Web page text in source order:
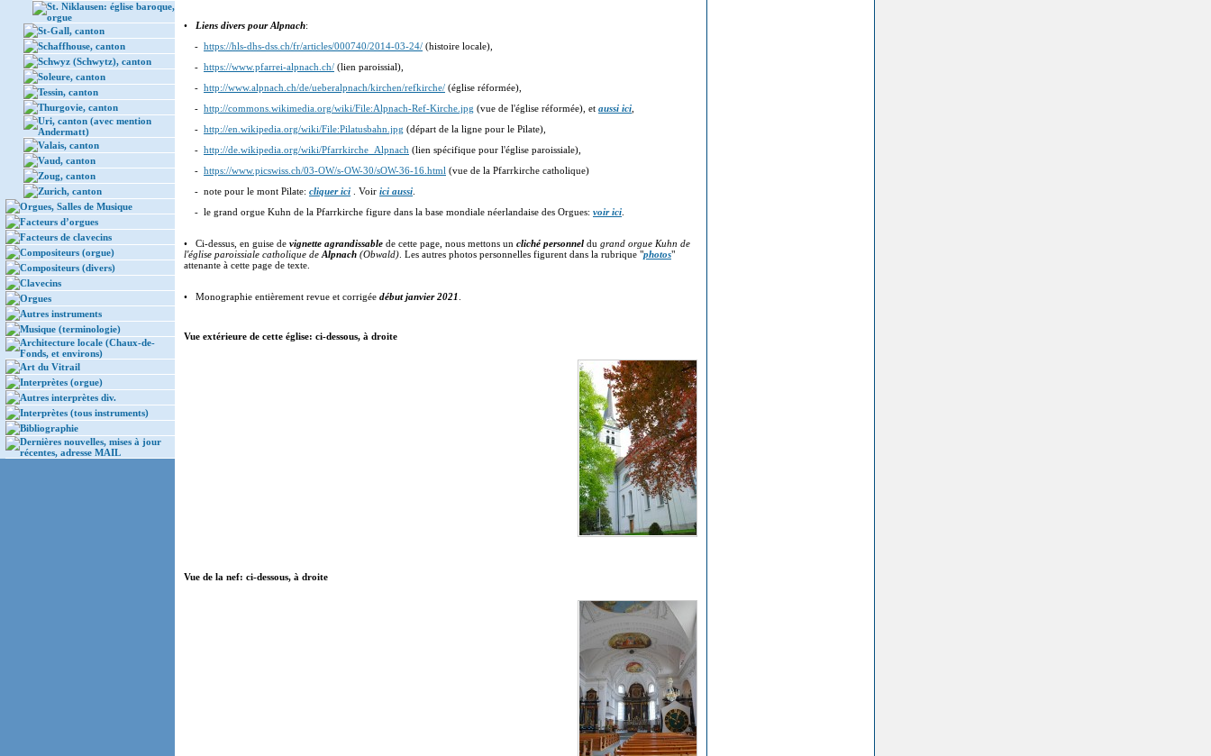
St. Niklausen: église baroque,
orgue
St-Gall, canton
Schaffhouse, canton
Schwyz (Schwytz), canton
Soleure, canton
Tessin, canton
Thurgovie, canton
Uri, canton (avec mention
Andermatt)
Valais, canton
Vaud, canton
Zoug, canton
Zurich, canton
Orgues, Salles de Musique
Facteurs d’orgues
Facteurs de clavecins
Compositeurs (orgue)
Compositeurs (divers)
Clavecins
Orgues
Autres instruments
Musique (terminologie)
Architecture locale (Chaux-de-
Fonds, et environs)
Art du Vitrail
Interprètes (orgue)
Autres interprètes div.
Interprètes (tous instruments)
Bibliographie
Dernières nouvelles, mises à jour
récentes, adresse MAIL
• Liens divers pour Alpnach:
- https://hls-dhs-dss.ch/fr/articles/000740/2014-03-24/ (histoire locale),
- https://www.pfarrei-alpnach.ch/ (lien paroissial),
- http://www.alpnach.ch/de/ueberalpnach/kirchen/refkirche/ (église réformée),
- http://commons.wikimedia.org/wiki/File:Alpnach-Ref-Kirche.jpg (vue de l'église réformée), et aussi ici
- http://en.wikipedia.org/wiki/File:Pilatusbahn.jpg (départ de la ligne pour le Pilate),
- http://de.wikipedia.org/wiki/Pfarrkirche_Alpnach (lien spécifique pour l'église paroissiale),
- https://www.picswiss.ch/03-OW/s-OW-30/sOW-36-16.html (vue de la Pfarrkirche catholique)
- note pour le mont Pilate: cliquer ici . Voir ici aussi
- le grand orgue Kuhn de la Pfarrkirche figure dans la base mondiale néerlandaise des Orgues: voir ici
• Ci-dessus, en guise de vignette agrandissable de cette page, nous mettons un cliché personnel du grand orgue Kuhn de
l'église paroissiale catholique de Alpnach (Obwald) . Les autres photos personnelles figurent dans la rubrique "photos"
attenante à cette page de texte.
• Monographie entièrement revue et corrigée début janvier 2021
Vue extérieure de cette église: ci-dessous, à droite
Vue de la nef: ci-dessous, à droite